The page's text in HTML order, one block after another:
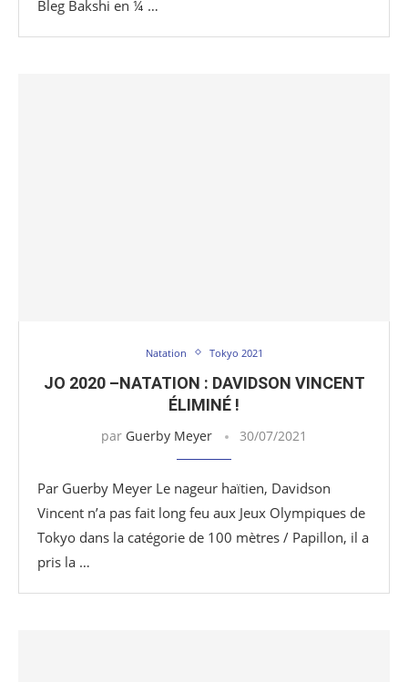
Bleg Bakshi en ¼ …
Natation Tokyo 2021
JO 2020 –NATATION : DAVIDSON VINCENT
ÉLIMINÉ !
par Guerby Meyer 30/07/2021
Par Guerby Meyer Le nageur haïtien, Davidson
Vincent n’a pas fait long feu aux Jeux Olympiques de
Tokyo dans la catégorie de 100 mètres / Papillon, il a
pris la …